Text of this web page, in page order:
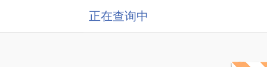
正在查询中